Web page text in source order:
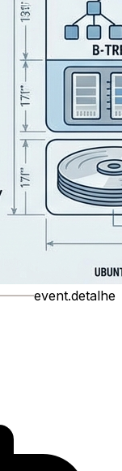
event.detalhe